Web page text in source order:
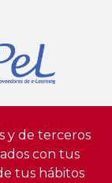
y de terceros
con tus
tus hábitos